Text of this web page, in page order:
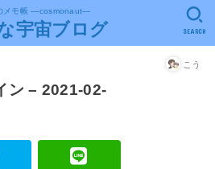
メモ帳 ―cosmonaut―
宇宙ブログ SEARCH
こう
ン – 2021-02-